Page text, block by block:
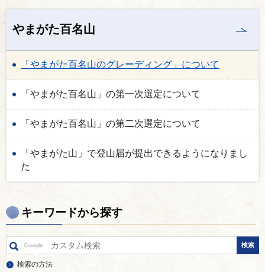
やまがた百名山
「やまがた百名山のグレーディング」について
「やまがた百名山」の第一次選定について
「やまがた百名山」の第二次選定について
「やまがた山」で登山届が提出できるようになりまし
た
キーワードから探す
検索の方法